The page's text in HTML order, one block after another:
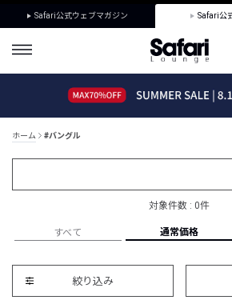
Safari公式ウェブマガジン Safari公
ホーム #バングル
対象件数 : 0件
すべて 通常価格
絞り込み